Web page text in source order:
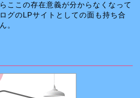
ここの存在意義が分からなくなって
グのLPサイトとしての面も持ち合
。